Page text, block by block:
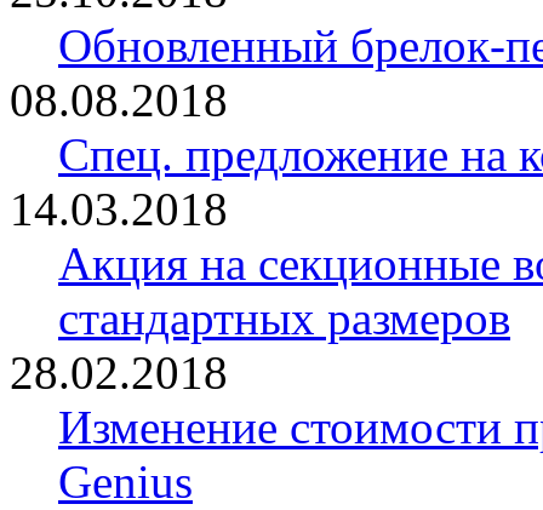
Обновленный брелок-
08.08.2018
Спец. предложение на
14.03.2018
Акция на секционные
стандартных размеров
28.02.2018
Изменение стоимости
Genius